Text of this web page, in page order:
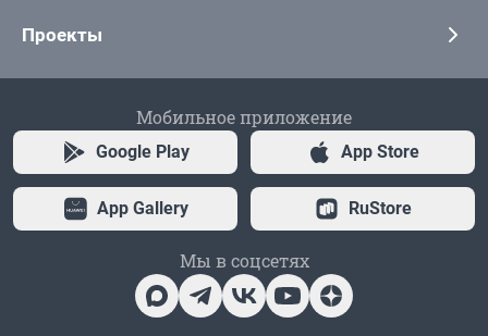
Проекты
Мобильное приложение
Google Play App Store
App Gallery RuStore
Мы в соцсетях